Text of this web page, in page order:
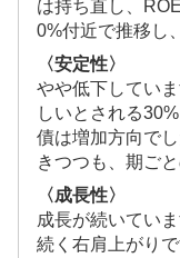
は持ち直し、
0%付近で推移し
〈安定性〉
やや低下してい
しいとされる
債は増加方向で
きつつも、期ご
〈成長性〉
成長が続いてい
続く右肩上がり